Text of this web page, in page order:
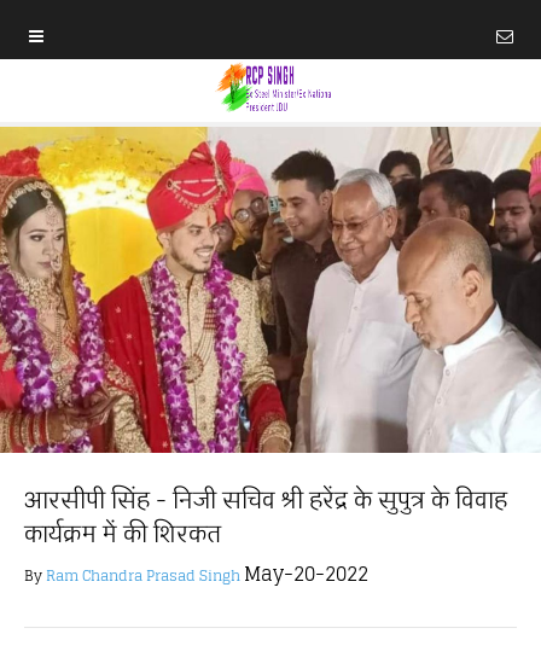
आरसीपी सिंह - निजी सचिव श्री हरेंद्र के सुपुत्र के विवाह
कार्यक्रम में की शिरकत
ByRam Chandra Prasad SinghMay-20-2022